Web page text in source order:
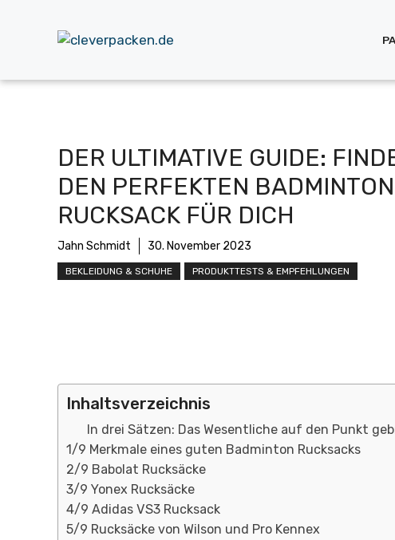
DER ULTIMATIVE GUIDE:
DEN PERFEKTEN BADMINTON
RUCKSACK FÜR DICH
Jahn Schmidt 30. November 2023
BEKLEIDUNG & SCHUHE PRODUKTTESTS & EMPFEHLUNGEN
Inhaltsverzeichnis
In drei Sätzen: Das Wesentliche auf den Punkt
1/9 Merkmale eines guten Badminton Rucksacks
2/9 Babolat Rucksäcke
3/9 Yonex Rucksäcke
4/9 Adidas VS3 Rucksack
5/9 Rucksäcke von Wilson und Pro Kennex